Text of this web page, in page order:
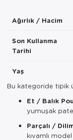
Ağırlık / Hacim
Son Kullanma
Tarihi
Yaş
Bu kategoride tipik
Et / Balık
yumuşak
Parçalı /
kıvamlı model